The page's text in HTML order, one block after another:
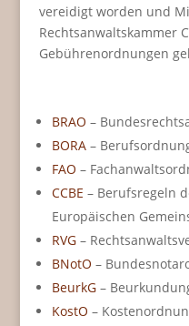
vereidigt worden und
Rechtsanwaltskammer
Gebührenordnungen
BRAO –
BORA –
FAO –
CCBE – Berufsregeln
Europäischen
RVG –
BNotO –
BeurkG –
KostO –